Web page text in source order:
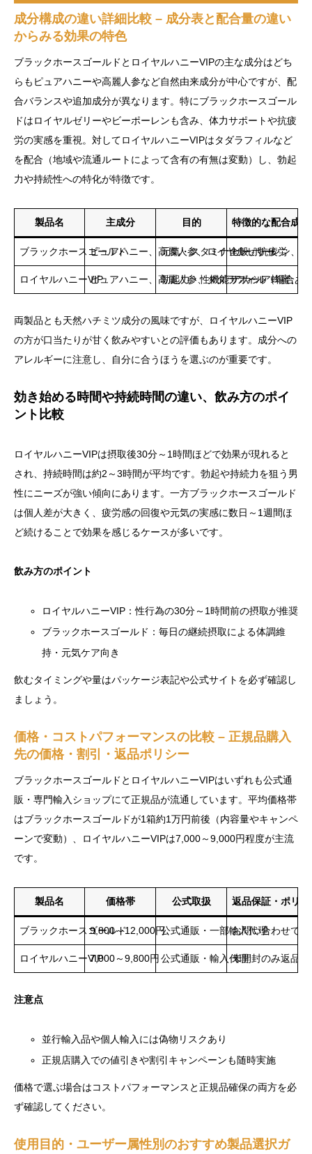
成分構成の違い詳細比較 – 成分表と配合量の違い
からみる効果の特色
ブラックホースゴールドとロイヤルハニーVIPの主な成分はどち
らもピュアハニーや高麗人参など自然由来成分が中心ですが、配
合バランスや追加成分が異なります。特にブラックホースゴール
ドはロイヤルゼリーやビーポーレンも含み、体力サポートや抗疲
労の実感を重視。対してロイヤルハニーVIPはタダラフィルなど
を配合（地域や流通ルートによって含有の有無は変動）し、勃起
力や持続性への特化が特徴です。
製品名 主成分 目的 特徴的な配合成分
ブラックホースゴールドピュアハニー、高麗人参、ロイヤルゼリー
元気・スタミナ全般、抗疲労
ビーポーレン、亜
ロイヤルハニーVIPピュアハニー、高麗人参、タダラフィル（場合あ
勃起力・性機能サポート
アカシア蜂蜜、
両製品とも天然ハチミツ成分の風味ですが、ロイヤルハニーVIP
の方が口当たりが甘く飲みやすいとの評価もあります。成分への
アレルギーに注意し、自分に合うほうを選ぶのが重要です。
効き始める時間や持続時間の違い、飲み方のポイ
ント比較
ロイヤルハニーVIPは摂取後30分～1時間ほどで効果が現れると
され、持続時間は約2～3時間が平均です。勃起や持続力を狙う男
性にニーズが強い傾向にあります。一方ブラックホースゴールド
は個人差が大きく、疲労感の回復や元気の実感に数日～1週間ほ
ど続けることで効果を感じるケースが多いです。
飲み方のポイント
ロイヤルハニーVIP：性行為の30分～1時間前の摂取が推奨
ブラックホースゴールド：毎日の継続摂取による体調維
持・元気ケア向き
飲むタイミングや量はパッケージ表記や公式サイトを必ず確認し
ましょう。
価格・コストパフォーマンスの比較 – 正規品購入
先の価格・割引・返品ポリシー
ブラックホースゴールドとロイヤルハニーVIPはいずれも公式通
販・専門輸入ショップにて正規品が流通しています。平均価格帯
はブラックホースゴールドが1箱約1万円前後（内容量やキャンペ
ーンで変動）、ロイヤルハニーVIPは7,000～9,000円程度が主流
です。
製品名 価格帯 公式取扱 返品保証・ポリシ
ブラックホースゴールド9,800～12,000円公式通販・一部輸入代理お問い合わせで対
ロイヤルハニーVIP7,000～9,800円 公式通販・輸入代理未開封のみ返品
注意点
並行輸入品や個人輸入には偽物リスクあり
正規店購入での値引きや割引キャンペーンも随時実施
価格で選ぶ場合はコストパフォーマンスと正規品確保の両方を必
ず確認してください。
使用目的・ユーザー属性別のおすすめ製品選択ガ